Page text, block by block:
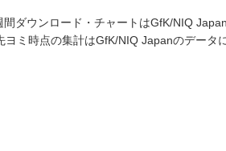
間ダウンロード・チャートはGfK/NIQ
ミ時点の集計はGfK/NIQ Japanのデータ